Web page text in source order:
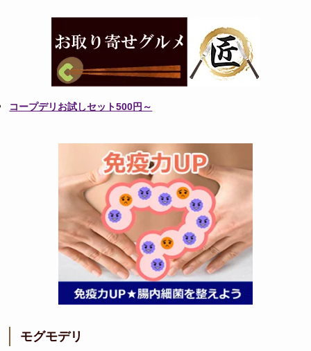
コープデリお試しセット500円～
モグモデリ